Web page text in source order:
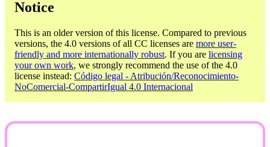
Notice
This is an older version of this license. Compared to previous
versions, the 4.0 versions of all CC licenses are more user-
friendly and more internationally robust. If you are licensing
your own work, we strongly recommend the use of the 4.0
license instead: Código legal - Atribución/Reconocimiento-
NoComercial-CompartirIgual 4.0 Internacional